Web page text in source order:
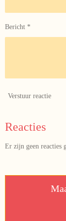
Bericht *
Verstuur reactie
Reacties
Er zijn geen reacties